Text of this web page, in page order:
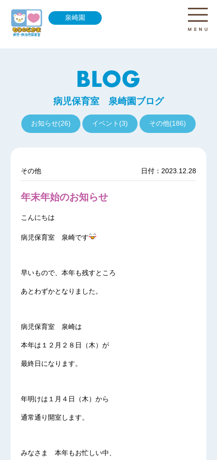
泉崎園
病児保育室 泉崎園ブログ
お知らせ(26) イベント(3) その他(186)
その他 日付：2023.12.28
年末年始のお知らせ
こんにちは
病児保育室 泉崎です
早いもので、本年も残すところ
あとわずかとなりました。
病児保育室 泉崎は
本年は１２月２８日（木）が
最終日になります。
年明けは１月４日（木）から
通常通り開室します。
みなさま 本年もお忙しい中、